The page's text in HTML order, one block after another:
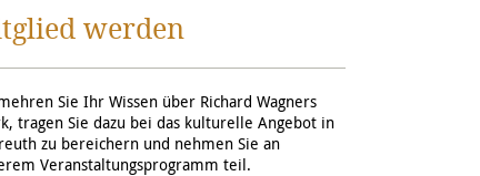
werden
Sie Ihr Wissen über Richard Wagners
tragen Sie dazu bei das kulturelle Angebot in
zu bereichern und nehmen Sie an
Veranstaltungsprogramm teil.